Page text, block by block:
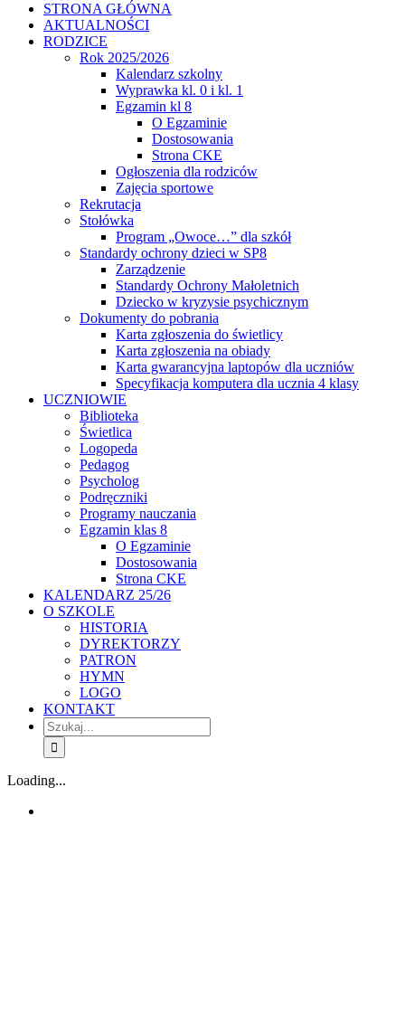
STRONA GŁÓWNA
AKTUALNOŚCI
RODZICE
Rok 2025/2026
Kalendarz szkolny
Wyprawka kl. 0 i kl. 1
Egzamin kl 8
O Egzaminie
Dostosowania
Strona CKE
Ogłoszenia dla rodziców
Zajęcia sportowe
Rekrutacja
Stołówka
Program „Owoce…” dla szkół
Standardy ochrony dzieci w SP8
Zarządzenie
Standardy Ochrony Małoletnich
Dziecko w kryzysie psychicznym
Dokumenty do pobrania
Karta zgłoszenia do świetlicy
Karta zgłoszenia na obiady
Karta gwarancyjna laptopów dla uczniów
Specyfikacja komputera dla ucznia 4 klasy
UCZNIOWIE
Biblioteka
Świetlica
Logopeda
Pedagog
Psycholog
Podręczniki
Programy nauczania
Egzamin klas 8
O Egzaminie
Dostosowania
Strona CKE
KALENDARZ 25/26
O SZKOLE
HISTORIA
DYREKTORZY
PATRON
HYMN
LOGO
KONTAKT
Szukaj
Loading...